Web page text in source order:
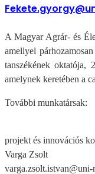
A Magyar Agrár- és
amellyel
tanszékének oktatója,
amelynek keretében a
További munkatársak:
projekt és innovációs
Varga Zsolt
varga.zsolt.istvan@uni-